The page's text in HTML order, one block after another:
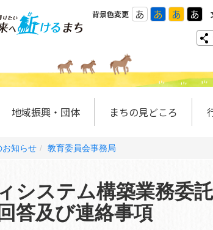
背景色変更 あ あ あ あ
地域振興・団体 まちの見どころ
お知らせ 教育委員会事務局
システム構築業務委
答及び連絡事項